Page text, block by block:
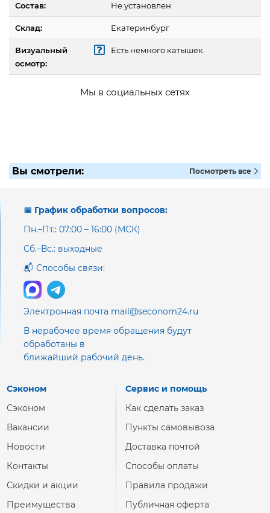
Состав: Не установлен
Склад: Екатеринбург
Визуальный
осмотр:
Есть немного катышек.
Мы в социальных сетях
Вы смотрели: Посмотреть все
📅 График обработки вопросов:
Пн.–Пт.: 07:00 – 16:00 (МСК)
Сб.–Вс.: выходные
📬 Способы связи:
Электронная почта mail@seconom24.ru
В нерабочее время обращения будут
обработаны в
ближайший рабочий день.
Сэконом
Сэконом
Вакансии
Новости
Контакты
Скидки и акции
Преимущества
Сервис и помощь
Как сделать заказ
Пункты самовывоза
Доставка почтой
Способы оплаты
Правила продажи
Публичная оферта